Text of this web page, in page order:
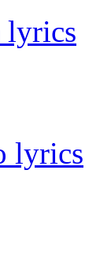
lyrics
lyrics